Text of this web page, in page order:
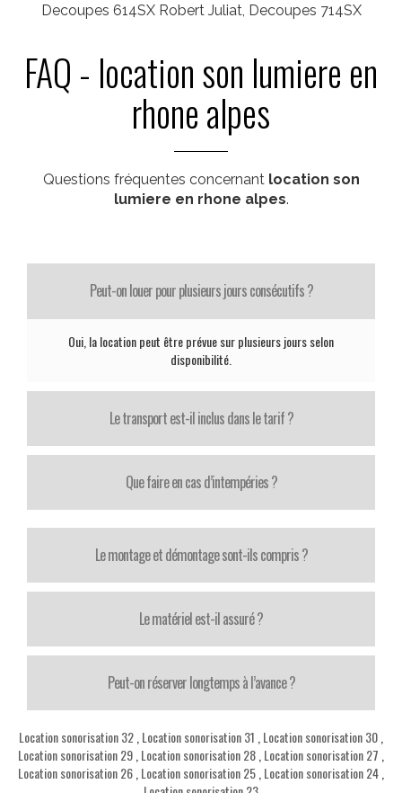
Decoupes 614SX Robert Juliat, Decoupes 714SX
FAQ - location son lumiere en
rhone alpes
Questions fréquentes concernant location son
lumiere en rhone alpes.
Peut-on louer pour plusieurs jours consécutifs ?
Oui, la location peut être prévue sur plusieurs jours selon
disponibilité.
Le transport est-il inclus dans le tarif ?
Que faire en cas d’intempéries ?
Le montage et démontage sont-ils compris ?
Le matériel est-il assuré ?
Peut-on réserver longtemps à l’avance ?
Location sonorisation 32 Location sonorisation 31 Location sonorisation 30
Location sonorisation 29 Location sonorisation 28 Location sonorisation 27
Location sonorisation 26 Location sonorisation 25 Location sonorisation 24